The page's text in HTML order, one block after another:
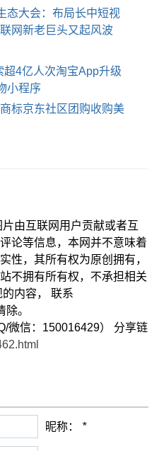
态大会：布局长中短视
网新老巨头又起风波
超4亿人次淘宝App升级
小程序
标京东社区团购收购美
由互联网用户贡献或者互
论等信息，本网并不意味着
性，其所有权为原创拥有，
不拥有所有权，不承担相关
内容， 联系
。
微信：150016429） 分享链
昵称： *